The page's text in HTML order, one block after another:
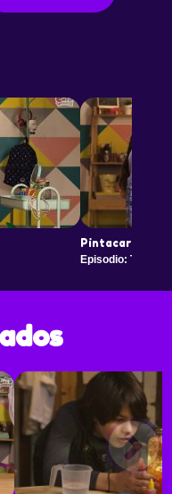
Pintacarita de
Episodio: T1E18